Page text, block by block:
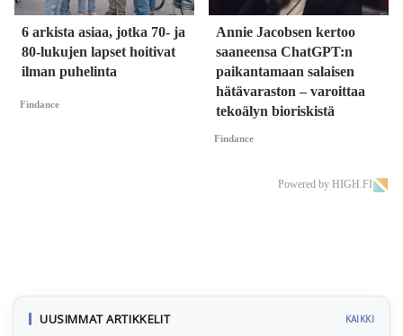
6 arkista asiaa, jotka 70- ja
80-lukujen lapset hoitivat
ilman puhelinta
Findance
Annie Jacobsen kertoo
saaneensa ChatGPT:n
paikantamaan salaisen
hätävaraston – varoittaa
tekoälyn bioriskistä
Findance
Powered by HIGH.FI
UUSIMMAT ARTIKKELIT KAIKKI